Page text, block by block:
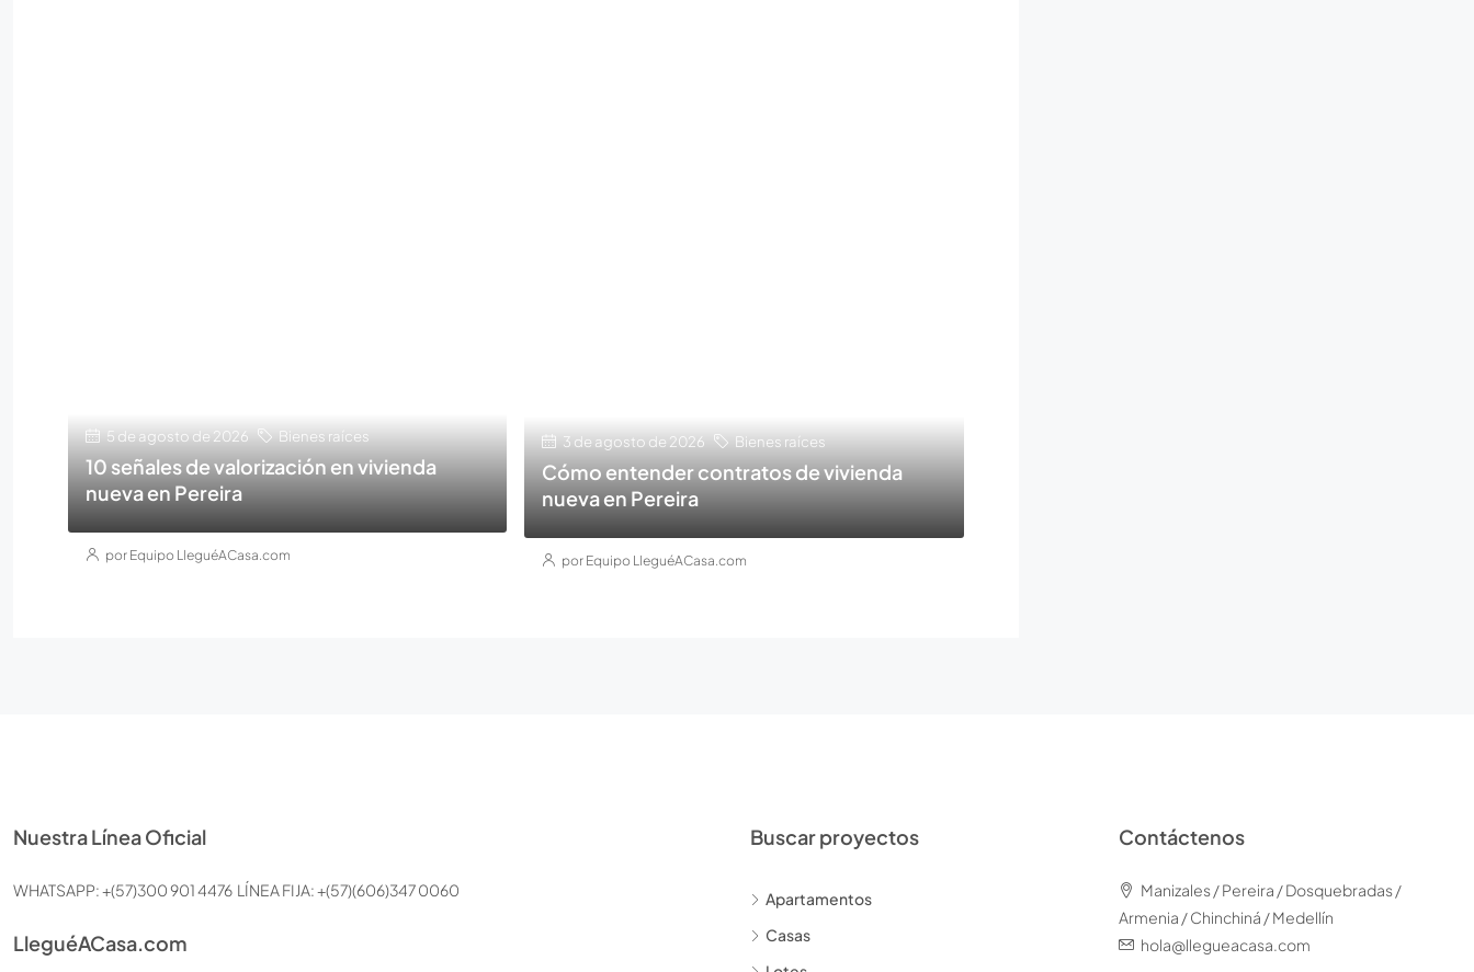
5 de agosto de 2026 Bienes raíces
10 señales de valorización en vivienda
nueva en Pereira
por Equipo LleguéACasa.com
3 de agosto de 2026 Bienes raíces
Cómo entender contratos de vivienda
nueva en Pereira
por Equipo LleguéACasa.com
Nuestra Línea Oficial
WHATSAPP: +(57)300 901 4476 LÍNEA FIJA: +(57)(606)347 0060
LleguéACasa.com
Buscar proyectos
Apartamentos
Casas
Contáctenos
Manizales / Pereira / Dosquebradas /
Armenia / Chinchiná / Medellín
hola@llegueacasa.com